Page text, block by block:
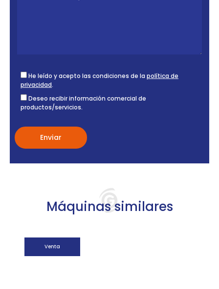
He leído y acepto las condiciones de la política de
privacidad.
Deseo recibir información comercial de
productos/servicios.
Máquinas similares
Venta